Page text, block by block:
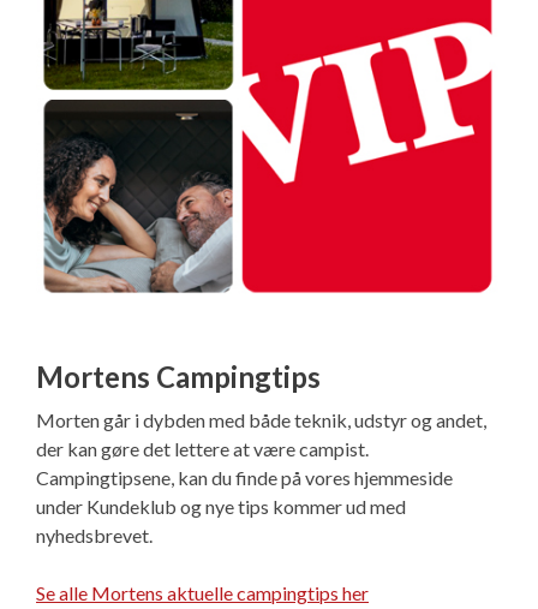
Mortens Campingtips
Morten går i dybden med både teknik, udstyr og andet,
der kan gøre det lettere at være campist.
Campingtipsene, kan du finde på vores hjemmeside
under Kundeklub og nye tips kommer ud med
nyhedsbrevet.
Se alle Mortens aktuelle campingtips her